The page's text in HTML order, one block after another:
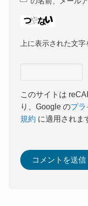
上に表示された文
このサイトは
り、Google のプラ
規約 に適用されま